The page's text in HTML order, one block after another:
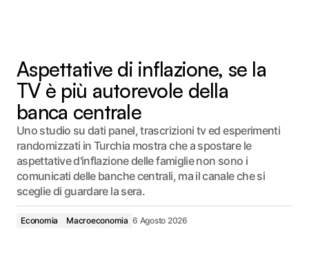
Aspettative di inflazione, se la
TV è più autorevole della
banca centrale
Uno studio su dati panel, trascrizioni tv ed esperimenti
randomizzati in Turchia mostra che a spostare le
aspettative d'inflazione delle famiglie non sono i
comunicati delle banche centrali, ma il canale che si
sceglie di guardare la sera.
Economia Macroeconomia 6 Agosto 2026